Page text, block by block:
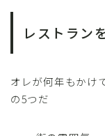
レストラン
オレが何年もかけ
の5つだ